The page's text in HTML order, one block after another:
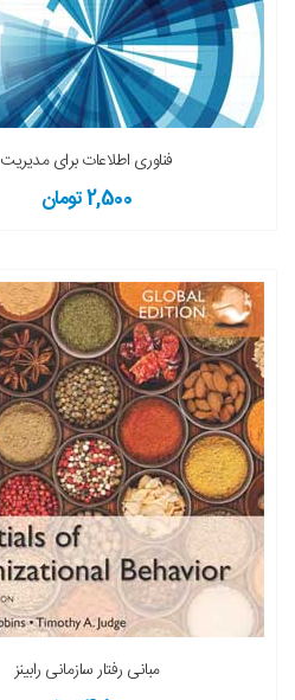
فناوری اطلاعات برای مدیریت
2,500 تومان
مبانی رفتار سازمانی رابینز